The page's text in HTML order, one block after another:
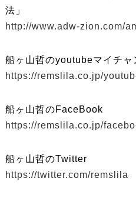
法」
http://www.adw-zion.com/
船ヶ山哲のyoutubeマイチャ
https://remslila.co.jp/
船ヶ山哲のFaceBook
https://remslila.co.jp/
船ヶ山哲のTwitter
https://twitter.com/remslila